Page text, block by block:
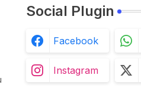
Social Plugin
Facebook
Instagram